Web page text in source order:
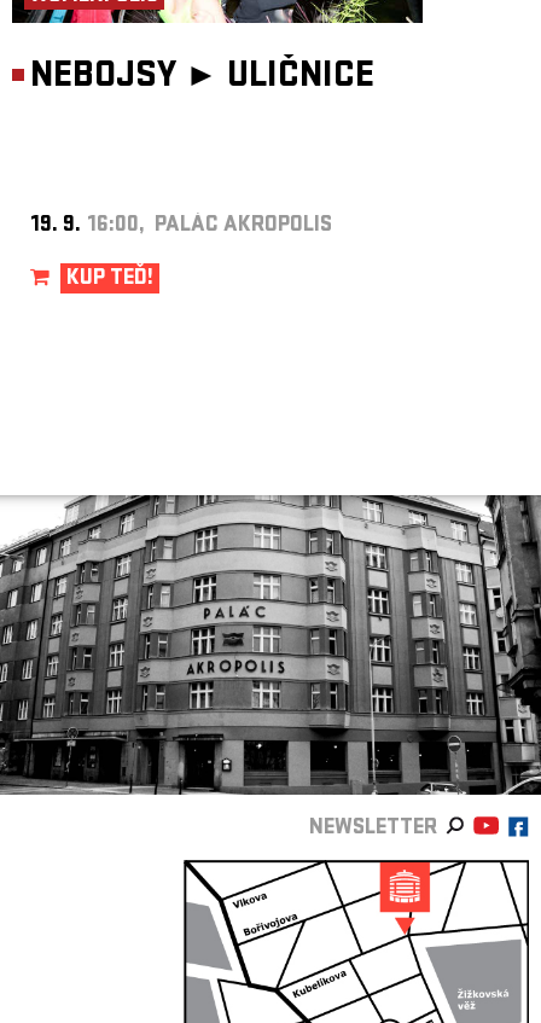
NEBOJSY ► ULIČNICE
19. 9. 16:00, PALÁC AKROPOLIS
KUP TEĎ!
NEWSLETTER